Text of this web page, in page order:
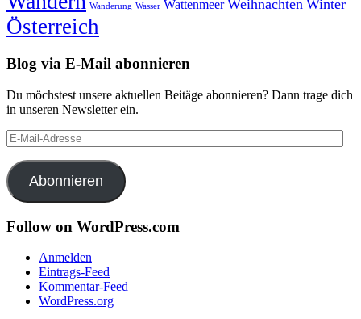
Wanderung Wasser Wattenmeer Weihnachten Winter
Österreich
Blog via E-Mail abonnieren
Du möchstest unsere aktuellen Beitäge abonnieren? Dann trage dich
in unseren Newsletter ein.
E-
Mail-
Adresse
Abonnieren
Follow on WordPress.com
Anmelden
Eintrags-Feed
Kommentar-Feed
WordPress.org